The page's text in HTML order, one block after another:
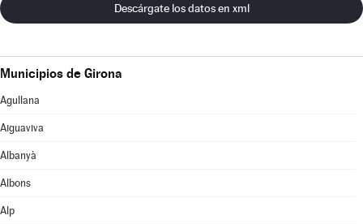
Descárgate los datos en xml
Municipios de Girona
Agullana
Aiguaviva
Albanyà
Albons
Alp